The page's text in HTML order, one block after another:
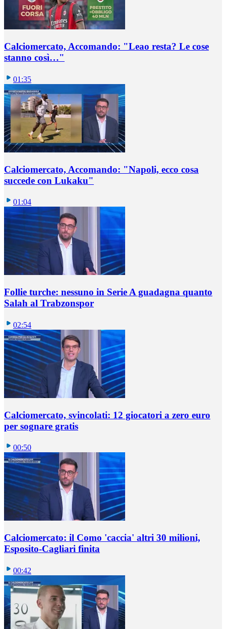
Calciomercato, Accomando: "Leao resta? Le cose
stanno così…"
01:35
Calciomercato, Accomando: "Napoli, ecco cosa
succede con Lukaku"
01:04
Follie turche: nessuno in Serie A guadagna quanto
Salah al Trabzonspor
02:54
Calciomercato, svincolati: 12 giocatori a zero euro
per sognare gratis
00:50
Calciomercato: il Como 'caccia' altri 30 milioni,
Esposito-Cagliari finita
00:42